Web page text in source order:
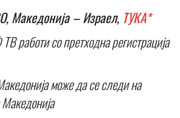
Македонија – Израел, ТУКА*
работи со претходна регистрација
може да се следи на